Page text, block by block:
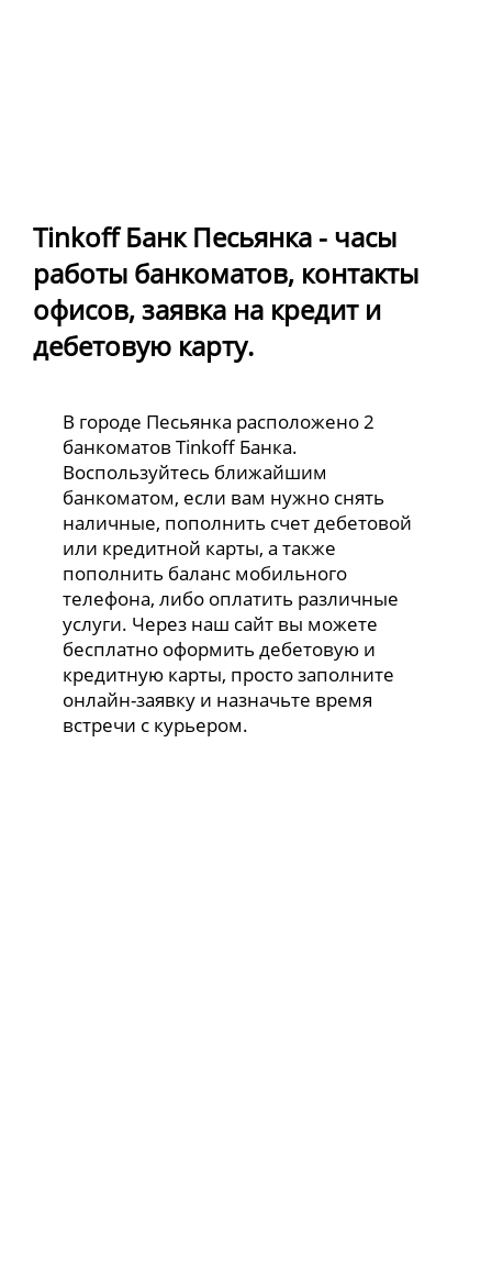
Tinkoff Банк Песьянка - часы
работы банкоматов, контакты
офисов, заявка на кредит и
дебетовую карту.
В городе Песьянка расположено 2
банкоматов Tinkoff Банка.
Воспользуйтесь ближайшим
банкоматом, если вам нужно снять
наличные, пополнить счет дебетовой
или кредитной карты, а также
пополнить баланс мобильного
телефона, либо оплатить различные
услуги. Через наш сайт вы можете
бесплатно оформить дебетовую и
кредитную карты, просто заполните
онлайн-заявку и назначьте время
встречи с курьером.